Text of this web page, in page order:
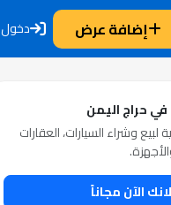
إضافة عرض دخول
حراج اليمن
وشراء السيارات، العقارات
الآن مجاناً